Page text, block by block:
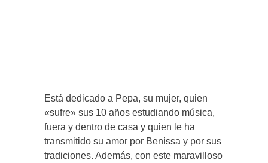
Está dedicado a Pepa, su mujer, quien
«sufre» sus 10 años estudiando música,
fuera y dentro de casa y quien le ha
transmitido su amor por Benissa y por sus
tradiciones. Además, con este maravilloso